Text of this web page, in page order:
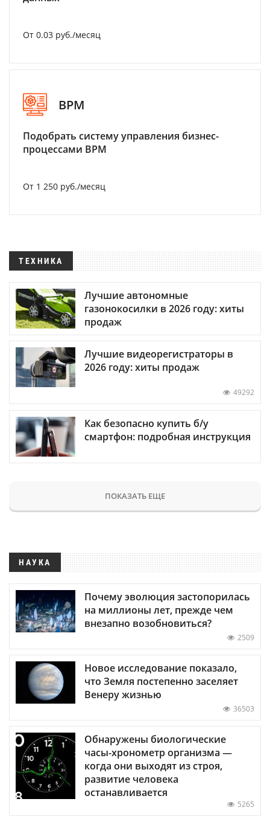
От 0.03 руб./месяц
BPM
Подобрать систему управления бизнес-
процессами BPM
От 1 250 руб./месяц
ТЕХНИКА
Лучшие автономные
газонокосилки в 2026 году: хиты
продаж
Лучшие видеорегистраторы в
2026 году: хиты продаж
49292
Как безопасно купить б/у
смартфон: подробная инструкция
ПОКАЗАТЬ ЕЩЕ
НАУКА
Почему эволюция застопорилась
на миллионы лет, прежде чем
внезапно возобновиться?
2509
Новое исследование показало,
что Земля постепенно заселяет
Венеру жизнью
36503
Обнаружены биологические
часы-хронометр организма —
когда они выходят из строя,
развитие человека
останавливается
5265